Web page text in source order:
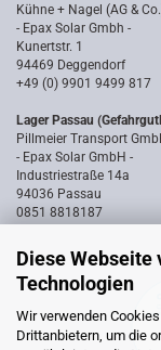
Diese Webseite
Technologien
Wir verwenden
Drittanbietern, um die
Kühne + Nagel (AG &
- Epax Solar Gmbh -
Kunertstr. 1
94469 Deggendorf
+49 (0) 9901 9499 817
Lager Passau
Pillmeier Transport
- Epax Solar GmbH -
Industriestraße 14a
94036 Passau
0851 8818187